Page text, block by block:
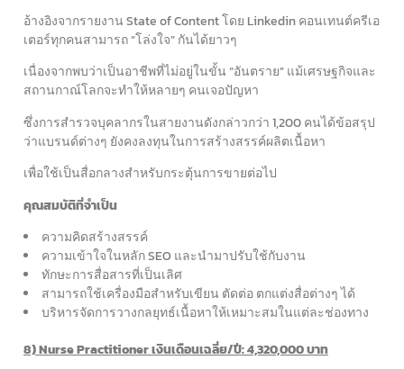
อ้างอิงจากรายงาน State of Content โดย Linkedin คอนเทนต์ครีเอ
เตอร์ทุกคนสามารถ “โล่งใจ” กันได้ยาวๆ
เนื่องจากพบว่าเป็นอาชีพที่ไม่อยู่ในขั้น “อันตราย” แม้เศรษฐกิจและ
สถานกาณ์โลกจะทำให้หลายๆ คนเจอปัญหา
ซึ่งการสำรวจบุคลากรในสายงานดังกล่าวกว่า 1,200 คนได้ข้อสรุป
ว่าแบรนด์ต่างๆ ยังคงลงทุนในการสร้างสรรค์ผลิตเนื้อหา
เพื่อใช้เป็นสื่อกลางสำหรับกระตุ้นการขายต่อไป
คุณสมบัติที่จำเป็น
ความคิดสร้างสรรค์
ความเข้าใจในหลัก SEO และนำมาปรับใช้กับงาน
ทักษะการสื่อสารที่เป็นเลิศ
สามารถใช้เครื่องมือสำหรับเขียน ตัดต่อ ตกแต่งสื่อต่างๆ ได้
บริหารจัดการวางกลยุทธ์เนื้อหาให้เหมาะสมในแต่ละช่องทาง
8) Nurse Practitioner เงินเดือนเฉลี่ย/ปี: 4,320,000 บาท